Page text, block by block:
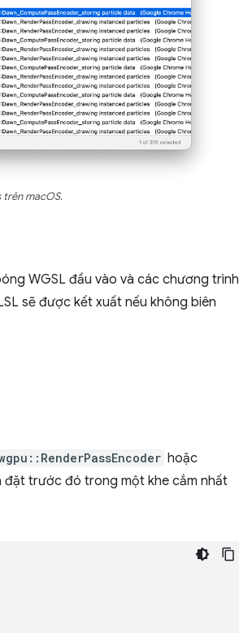
macOS.
WGSL đầu vào và các chương trình
sẽ được kết xuất nếu không biên
hoặc
đặt trước đó trong một khe cắm nhất